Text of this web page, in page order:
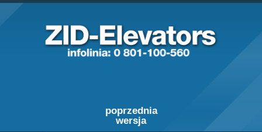
poprzednia
wersja